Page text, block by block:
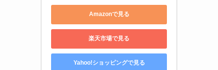
Amazonで見る
楽天市場で見る
Yahoo!ショッピングで見る